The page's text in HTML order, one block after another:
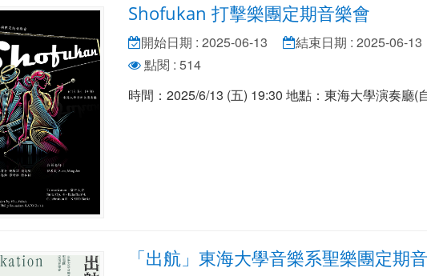
Shofukan 打擊樂團定期音樂會
開始日期 : 2025-06-13 結束日期 : 2025-06-13
點閱 : 514
時間：2025/6/13 (五) 19:30 地點：東海大學演奏廳(
「出航」東海大學音樂系聖樂團定期